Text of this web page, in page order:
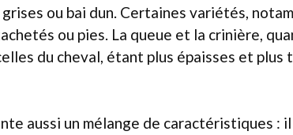
ou bai dun. Certaines variétés,
ou pies. La queue et la crinière,
du cheval, étant plus épaisses et
aussi un mélange de caractéristiques :